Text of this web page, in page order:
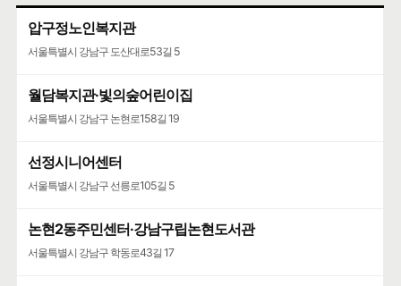
압구정노인복지관
서울특별시 강남구 도산대로53길 5
월담복지관·빛의숲어린이집
서울특별시 강남구 논현로158길 19
선정시니어센터
서울특별시 강남구 선릉로105길 5
논현2동주민센터·강남구립논현도서관
서울특별시 강남구 학동로43길 17